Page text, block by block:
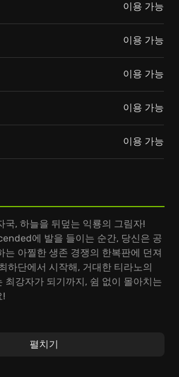
국, 하늘을 뒤덮는 익룡의 그림자!
에 발을 들이는 순간, 당신은 공
는 아찔한 생존 경쟁의 한복판에 던져
하단에서 시작해, 거대한 티라노의
최강자가 되기까지, 쉼 없이 몰아치는
!
스한 햇살 아래 빛나는 해변, 울창한
펼치기
이용 가능
이용 가능
이용 가능
이용 가능
이용 가능